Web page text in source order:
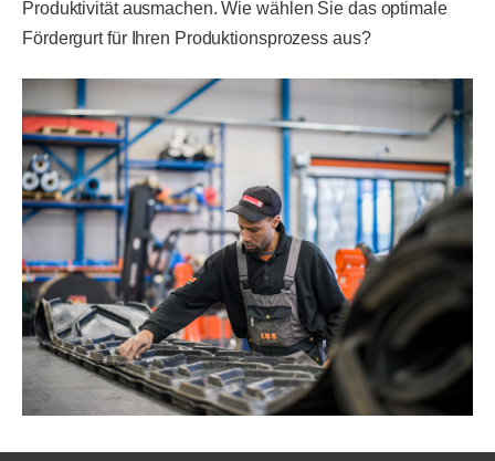
Produktivität ausmachen. Wie wählen Sie das optimale
Fördergurt für Ihren Produktionsprozess aus?